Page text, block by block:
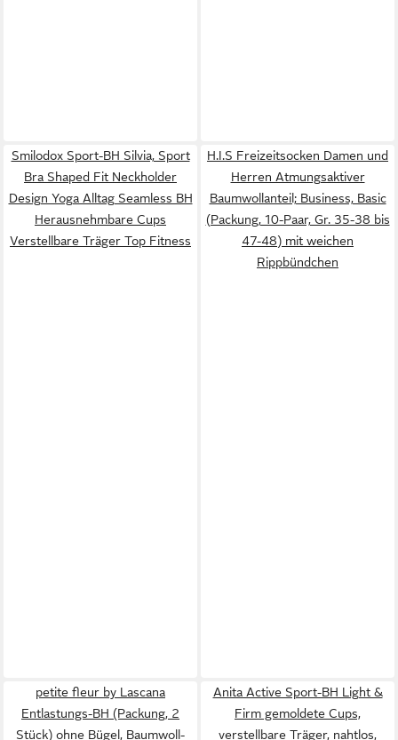
Smilodox Sport-BH Silvia, Sport
Bra Shaped Fit Neckholder
Design Yoga Alltag Seamless BH
Herausnehmbare Cups
Verstellbare Träger Top Fitness
H.I.S Freizeitsocken Damen und
Herren Atmungsaktiver
Baumwollanteil; Business, Basic
(Packung, 10-Paar, Gr. 35-38 bis
47-48) mit weichen
Rippbündchen
petite fleur by Lascana
Entlastungs-BH (Packung, 2
Stück) ohne Bügel, Baumwoll-
Anita Active Sport-BH Light &
Firm gemoldete Cups,
verstellbare Träger, nahtlos,